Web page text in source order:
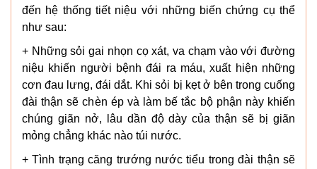
đến hệ thống tiết niệu với những biến chứng cụ thể
như sau:
+ Những sỏi gai nhọn cọ xát, va chạm vào với đường
niệu khiến người bệnh đái ra máu, xuất hiện những
cơn đau lưng, đái dắt. Khi sỏi bị kẹt ở bên trong cuống
đài thận sẽ chèn ép và làm bế tắc bộ phận này khiến
chúng giãn nở, lâu dần độ dày của thận sẽ bị giãn
mỏng chẳng khác nào túi nước.
+ Tình trạng căng trướng nước tiểu trong đài thận sẽ